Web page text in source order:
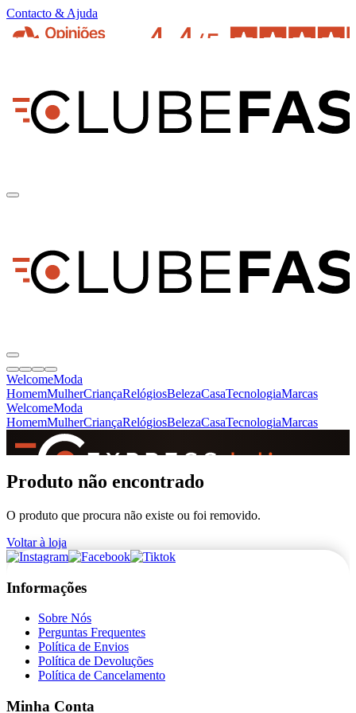
Contacto & Ajuda
WelcomeModa
HomemMulherCriançaRelógiosBelezaCasaTecnologiaMarcas
WelcomeModa
HomemMulherCriançaRelógiosBelezaCasaTecnologiaMarcas
+de 36.000 reviews
Produto não encontrado
O produto que procura não existe ou foi removido.
Voltar à loja
Informações
Sobre Nós
Perguntas Frequentes
Política de Envios
Política de Devoluções
Política de Cancelamento
Minha Conta